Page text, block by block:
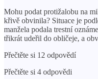
Mohu podat protižalobu na
křivě obvinila? Situace je
manžela podala trestní
třikrát udeřil do obličeje, a
Přečtěte si 12 odpovědí
Přečtěte si 4 odpovědi